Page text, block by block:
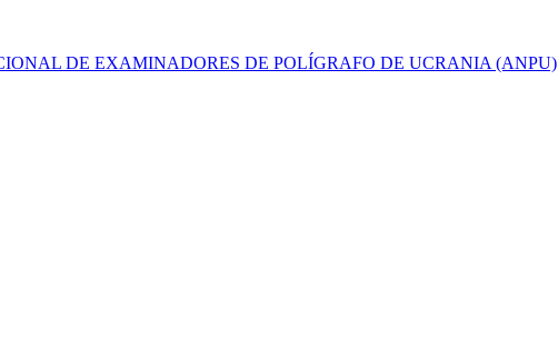
DE EXAMINADORES DE POLÍGRAFO DE UCRANIA (ANPU)